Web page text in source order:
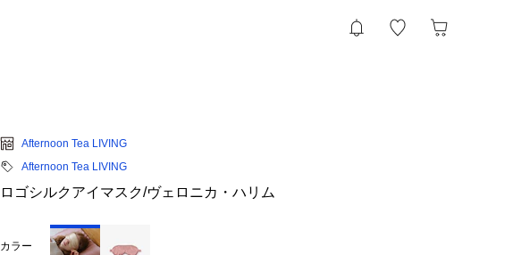
Afternoon Tea LIVING
Afternoon Tea LIVING
ロゴシルクアイマスク/ヴェロニカ・ハリム
カラー